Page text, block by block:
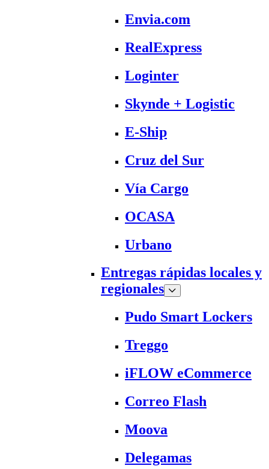
Envia.com
RealExpress
Loginter
Skynde + Logistic
E-Ship
Cruz del Sur
Vía Cargo
OCASA
Urbano
Entregas rápidas locales y
regionales
Pudo Smart Lockers
Treggo
iFLOW eCommerce
Correo Flash
Moova
Delegamas